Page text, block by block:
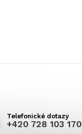
+420 728 103 170